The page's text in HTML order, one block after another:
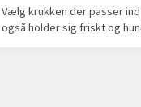
Vælg krukken der passer
også holder sig friskt og